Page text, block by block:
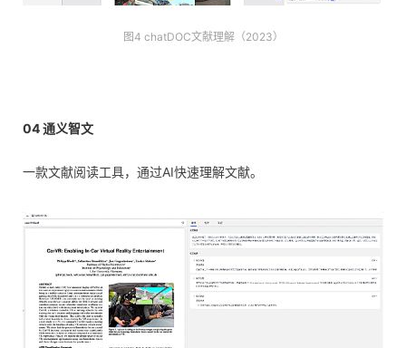
图4 chatDOC文献理解（2023）
04通义智文
一款文献阅读工具，通过AI快速理解文献。